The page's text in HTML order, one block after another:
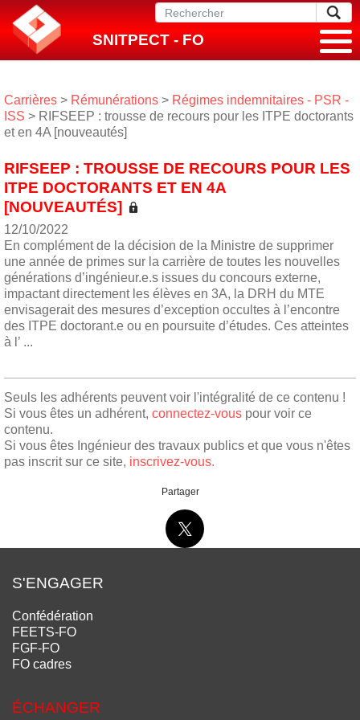
SNITPECT - FO
Carrières > Rémunérations > Régimes indemnitaires - PSR -
ISS > RIFSEEP : trousse de recours pour les ITPE doctorants
et en 4A [nouveautés]
RIFSEEP : TROUSSE DE RECOURS POUR LES
ITPE DOCTORANTS ET EN 4A
[NOUVEAUTÉS]
12/10/2022
En complément de la décision de la Ministre de supprimer
une année de primes sur la carrière de toutes les nouvelles
générations d’ingénieur.e.s issues du concours externe,
impactant directement les élèves en 3A, la DRH du MTE
envisagerait des mesures d’exception occultes à l’encontre
des ITPE doctorant.e ou en poursuite d’études. Ces atteintes
à l’ ...
Seuls les adhérents peuvent voir l'intégralité de ce contenu !
Si vous êtes un adhérent, connectez-vous pour voir ce
contenu.
Si vous êtes Ingénieur des travaux publics et que vous n'êtes
pas inscrit sur ce site, inscrivez-vous.
Partager
S'ENGAGER
Confédération
FEETS-FO
FGF-FO
FO cadres
ÉCHANGER